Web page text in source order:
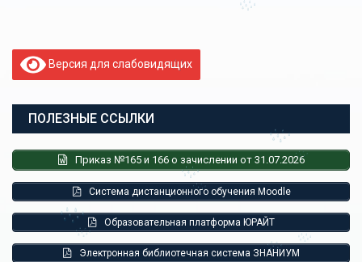
Версия для слабовидящих
ПОЛЕЗНЫЕ ССЫЛКИ
Приказ №165 и 166 о зачислении от 31.07.2026
Система дистанционного обучения Moodle
Образовательная платформа ЮРАЙТ
Электронная библиотечная система ЗНАНИУМ